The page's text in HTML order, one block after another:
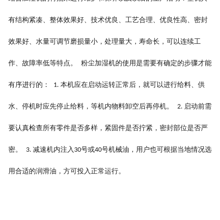
有结构紧凑、整体效果好、技术优良、工艺合理、优良性高、密封
效果好、水量可调节磨损量小，处理量大，寿命长，可以连续工
作、故障率低等特点。 粉尘加湿机的使用是需要有确定的步骤才能
有序进行的： 1. 本机应在启动运转正常后，就可以进行给料、供
水、停机时应先停止给料，等机内物料卸空后再停机。 2. 启动前需
要认真检查所有零件是否多样，紧固件是否拧紧，密封部位是否严
密。 3. 减速机内注入 30号或40号机械油，用户也可根据当地情况选
用合适的润滑油，方可投入正常运行。